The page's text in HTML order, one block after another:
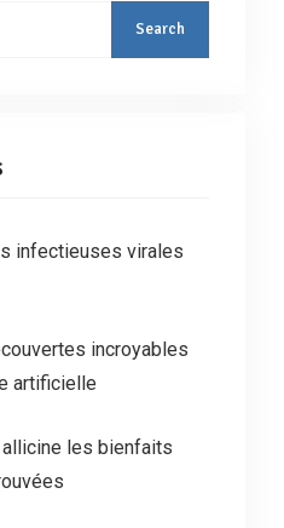
infectieuses virales
incroyables
artificielle
les bienfaits